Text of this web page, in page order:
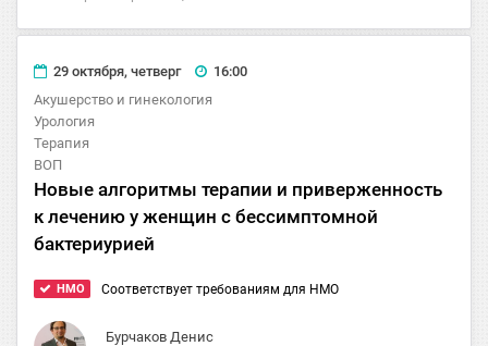
29 октября, четверг
16:00
Акушерство и гинекология
Урология
Терапия
ВОП
Новые алгоритмы терапии и приверженность
к лечению у женщин с бессимптомной
бактериурией
HMO Соответствует требованиям для НМО
Бурчаков Денис